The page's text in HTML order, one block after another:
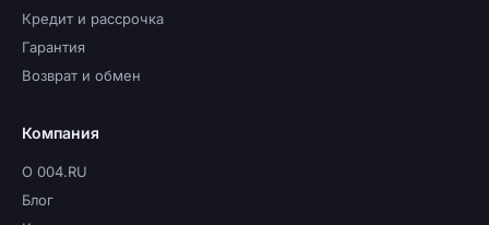
Кредит и рассрочка
Гарантия
Возврат и обмен
Компания
О 004.RU
Блог